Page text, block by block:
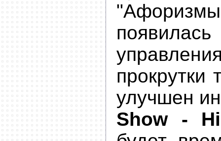
прокрутки
улучшен
Show -